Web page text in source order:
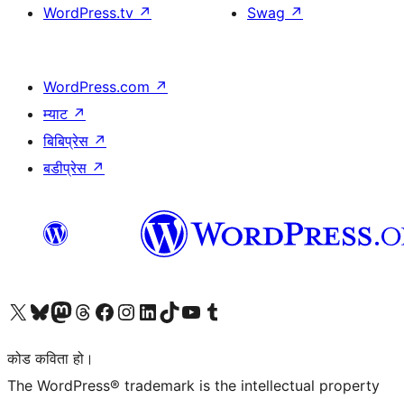
WordPress.tv ↗
Swag ↗
WordPress.com ↗
म्याट ↗
बिबिप्रेस ↗
बडीप्रेस ↗
हाम्रो X (पहिले ट्विटर) खातामा जानुहोस्
हाम्रो Bluesky खाता भ्रमण गर्नुहोस्
हाम्रो म्यास्टोडन खाता भ्रमण गर्नुहोस्
हाम्रो थ्रेड्स खातामा जानुहोस्
हाम्रो फेसबुक पेजमा जानुहोस्
हाम्रो इन्स्टाग्राम खातामा जानुहोस्
हाम्रो लिङ्क्डइन खातामा जानुहोस्
हाम्रो TikTok खाता भ्रमण गर्नुहोस्
हाम्रो युट्युब च्यानलमा जानुहोस्
हाम्रो टम्बलर खाता भ्रमण गर्नुहोस्
कोड कविता हो।
The WordPress® trademark is the intellectual property